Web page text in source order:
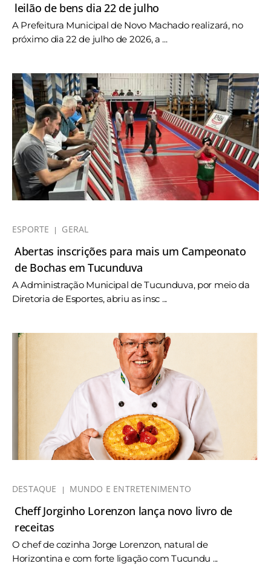
leilão de bens dia 22 de julho
A Prefeitura Municipal de Novo Machado realizará, no
próximo dia 22 de julho de 2026, a ...
ESPORTE GERAL
Abertas inscrições para mais um Campeonato
de Bochas em Tucunduva
A Administração Municipal de Tucunduva, por meio da
Diretoria de Esportes, abriu as insc ...
DESTAQUE MUNDO E ENTRETENIMENTO
Cheff Jorginho Lorenzon lança novo livro de
receitas
O chef de cozinha Jorge Lorenzon, natural de
Horizontina e com forte ligação com Tucundu ...